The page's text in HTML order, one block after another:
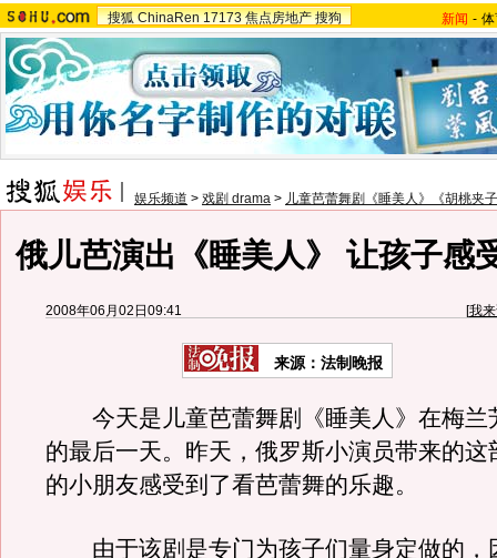
搜狐 ChinaRen 17173 焦点房地产 搜狗 新闻 -
娱乐频道 > 戏剧 drama > 儿童芭蕾舞剧《睡美人》《胡桃夹
俄儿芭演出《睡美人》 让孩子感
2008年06月02日09:41 [我
来源：法制晚报
今天是儿童芭蕾舞剧《睡美人》在梅兰
的最后一天。昨天，俄罗斯小演员带来的这
的小朋友感受到了看芭蕾舞的乐趣。
由于该剧是专门为孩子们量身定做的，